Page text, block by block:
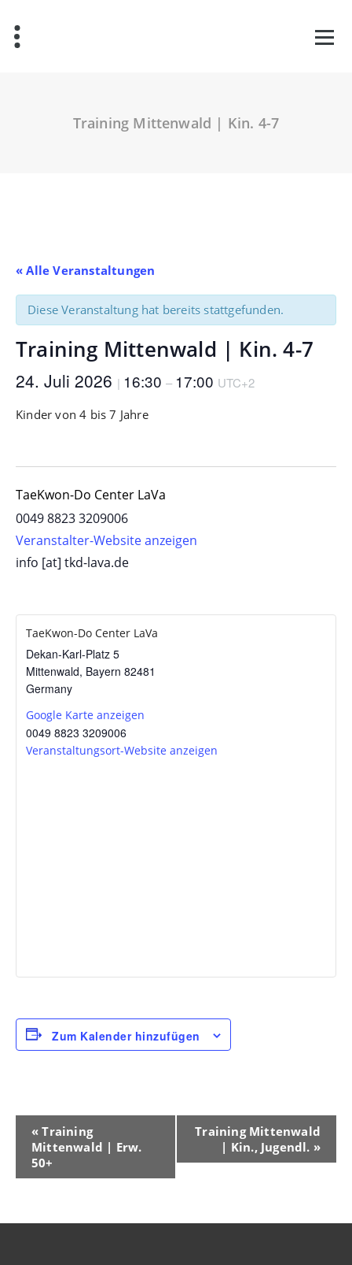
Inhalt
springen
Training Mittenwald | Kin. 4-7
« Alle Veranstaltungen
Diese Veranstaltung hat bereits stattgefunden.
Training Mittenwald | Kin. 4-7
24. Juli 2026 | 16:30 – 17:00 UTC+2
Kinder von 4 bis 7 Jahre
TaeKwon-Do Center LaVa
0049 8823 3209006
Veranstalter-Website anzeigen
info [at] tkd-lava.de
TaeKwon-Do Center LaVa
Dekan-Karl-Platz 5
Mittenwald, Bayern 82481
Germany
Google Karte anzeigen
0049 8823 3209006
Veranstaltungsort-Website anzeigen
Zum Kalender hinzufügen
Veranstaltung-
Navigation
« Training
Mittenwald | Erw.
50+
Training Mittenwald
| Kin., Jugendl. »